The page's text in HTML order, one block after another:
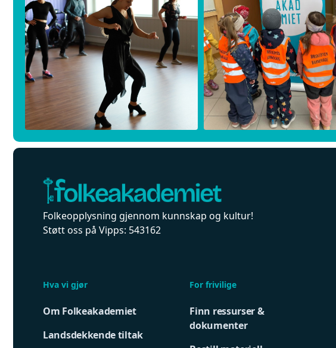
Folkeopplysning gjennom kunnskap og kultur!
Støtt oss på Vipps: 543162
Hva vi gjør
Om Folkeakademiet
Landsdekkende tiltak
For frivilige
Finn ressurser &
dokumenter